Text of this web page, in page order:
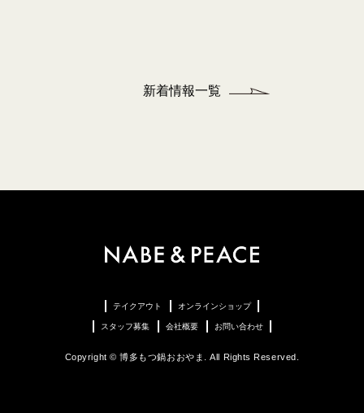
新着情報一覧
テイクアウト オンラインショップ
スタッフ募集 会社概要 お問い合わせ
Copyright © 博多もつ鍋おおやま. All Rights Reserved.